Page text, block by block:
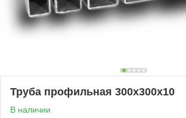
Труба профильная 300х300х10
В наличии